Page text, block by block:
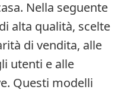
Nella seguente
alta qualità, scelte
di vendita, alle
utenti e alle
Questi modelli